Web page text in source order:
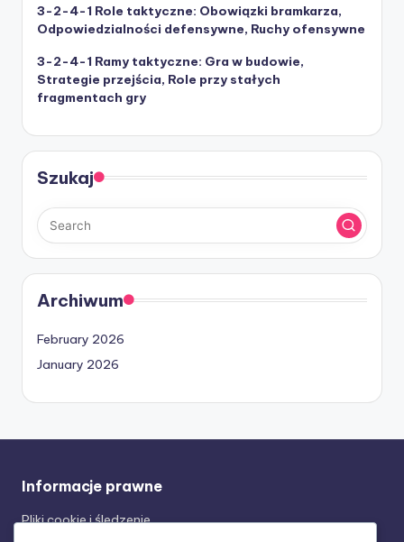
3-2-4-1 Role taktyczne: Obowiązki bramkarza,
Odpowiedzialności defensywne, Ruchy ofensywne
3-2-4-1 Ramy taktyczne: Gra w budowie,
Strategie przejścia, Role przy stałych
fragmentach gry
Szukaj
Archiwum
February 2026
January 2026
Informacje prawne
Pliki cookie i śledzenie